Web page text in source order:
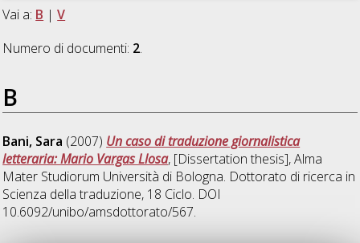
Vai a: B |V
Numero di documenti: 2.
B
Bani, Sara (2007) Un caso di traduzione giornalistica
letteraria: Mario Vargas Llosa, [Dissertation thesis], Alma
Mater Studiorum Università di Bologna. Dottorato di ricerca in
Scienza della traduzione, 18 Ciclo. DOI
10.6092/unibo/amsdottorato/567.